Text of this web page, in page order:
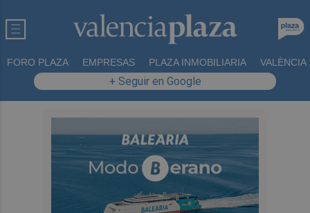
FORO PLAZA EMPRESAS PLAZA INMOBILIARIA VALÈNCIA
+ Seguir en Google